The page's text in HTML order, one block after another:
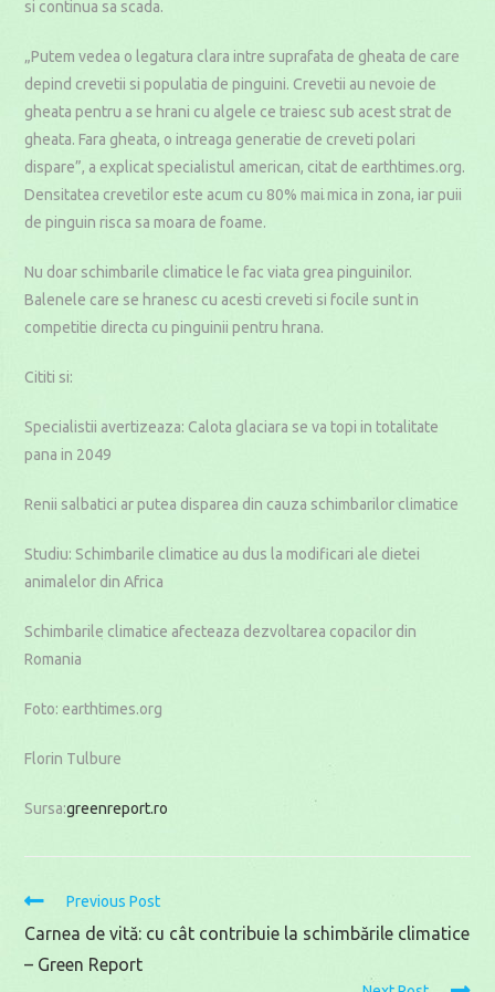
si continua sa scada.
„Putem vedea o legatura clara intre suprafata de gheata de care
depind crevetii si populatia de pinguini. Crevetii au nevoie de
gheata pentru a se hrani cu algele ce traiesc sub acest strat de
gheata. Fara gheata, o intreaga generatie de creveti polari
dispare”, a explicat specialistul american, citat de earthtimes.org.
Densitatea crevetilor este acum cu 80% mai mica in zona, iar puii
de pinguin risca sa moara de foame.
Nu doar schimbarile climatice le fac viata grea pinguinilor.
Balenele care se hranesc cu acesti creveti si focile sunt in
competitie directa cu pinguinii pentru hrana.
Cititi si:
Specialistii avertizeaza: Calota glaciara se va topi in totalitate
pana in 2049
Renii salbatici ar putea disparea din cauza schimbarilor climatice
Studiu: Schimbarile climatice au dus la modificari ale dietei
animalelor din Africa
Schimbarile climatice afecteaza dezvoltarea copacilor din
Romania
Foto: earthtimes.org
Florin Tulbure
Sursa:greenreport.ro
Read
more
articles
Previous Post
Carnea de vită: cu cât contribuie la schimbările climatice
– Green Report